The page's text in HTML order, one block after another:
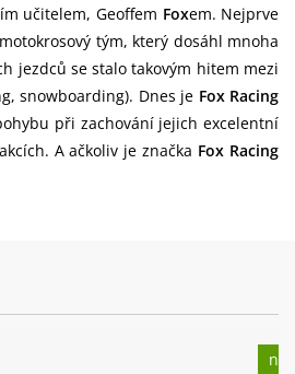
učitelem, Geoffem Foxem. Nejprve
tým, který dosáhl mnoha
jezdců se stalo takovým hitem mezi
snowboarding). Dnes je Fox Racing
při zachování jejich excelentní
A ačkoliv je značka Fox Racing